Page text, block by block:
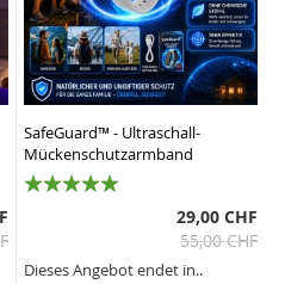
SafeGuard™ - Ultraschall-
Mückenschutzarmband
29,00 CHF
55,00 CHF
Dieses Angebot endet in..